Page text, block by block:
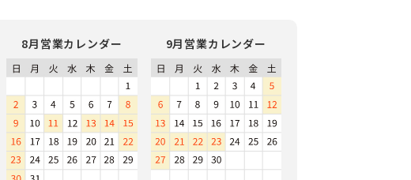
8月営業カレンダー 9月営業カレンダー